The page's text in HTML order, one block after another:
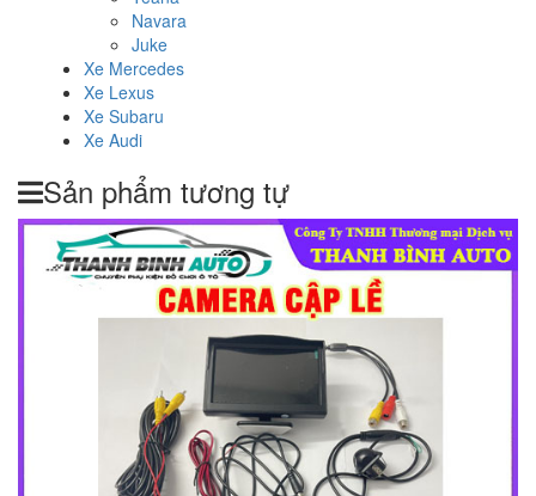
Navara
Juke
Xe Mercedes
Xe Lexus
Xe Subaru
Xe Audi
Sản phẩm tương tự